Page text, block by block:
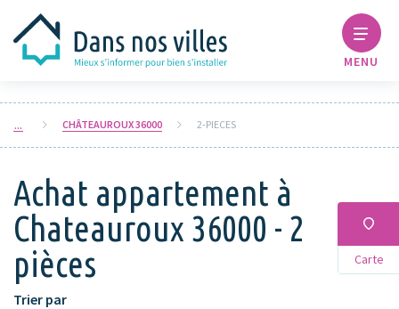
MENU
CHÂTEAUROUX 36000 2-PIECES
Achat appartement à
Chateauroux 36000 - 2
pièces
Carte
Trier par